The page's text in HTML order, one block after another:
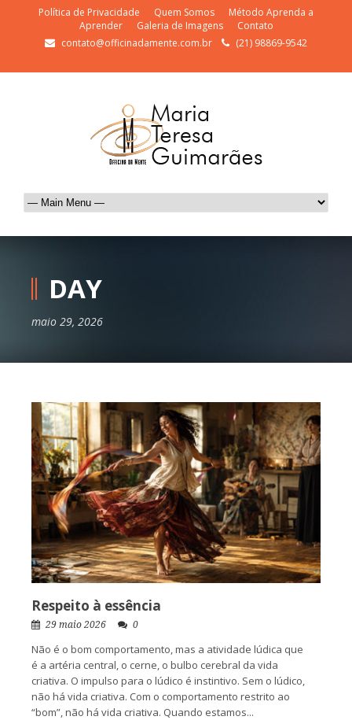
Política de Privacidade Quem Somos
Método Aprenda a
Aprender
Galeria de Imagens
Contato
contato@officinadamente.com.br
(21) 98869-9542
DAY
maio 29, 2026
Respeito à essência
29 maio 2026 0
Não é o bom comportamento, mas a atividade lúdica que
é a artéria central, o cerne, o bulbo cerebral da vida
criativa. O impulso para o lúdico é instintivo. Sem o lúdico,
não há vida criativa. Com o comportamento restrito ao
“bom”, não há vida criativa. Quando estamos...